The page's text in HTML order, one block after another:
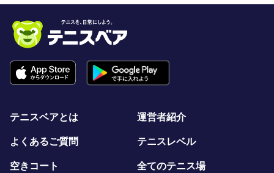
テニスベアとは 運営者紹介
よくあるご質問 テニスレベル
空きコート 全てのテニス場